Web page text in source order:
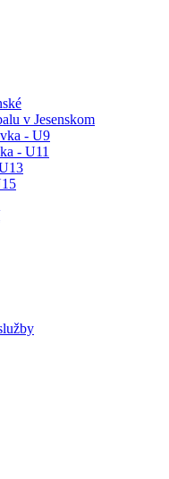
v Jesenskom
- U9
- U11